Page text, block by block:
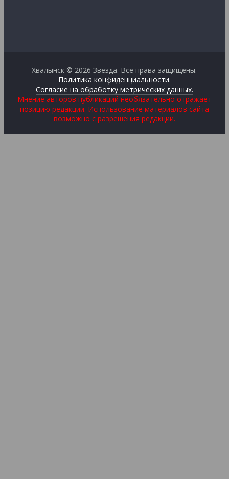
Хвалынск © 2026Звезда. Все права защищены.
Политика конфиденциальности.
Согласие на обработку метрических данных.
Мнение авторов публикаций необязательно отражает
позицию редакции. Использование материалов сайта
возможно с разрешения редакции.